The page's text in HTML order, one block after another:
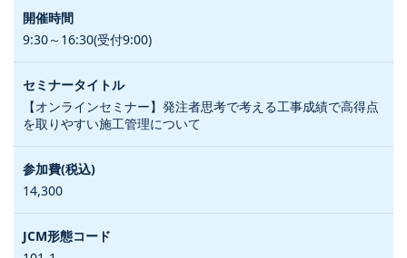
9:30～16:30(受付9:00)
【オンラインセミナー】発注者思考で考える工事成績で高得点
を取りやすい施工管理について
14,300